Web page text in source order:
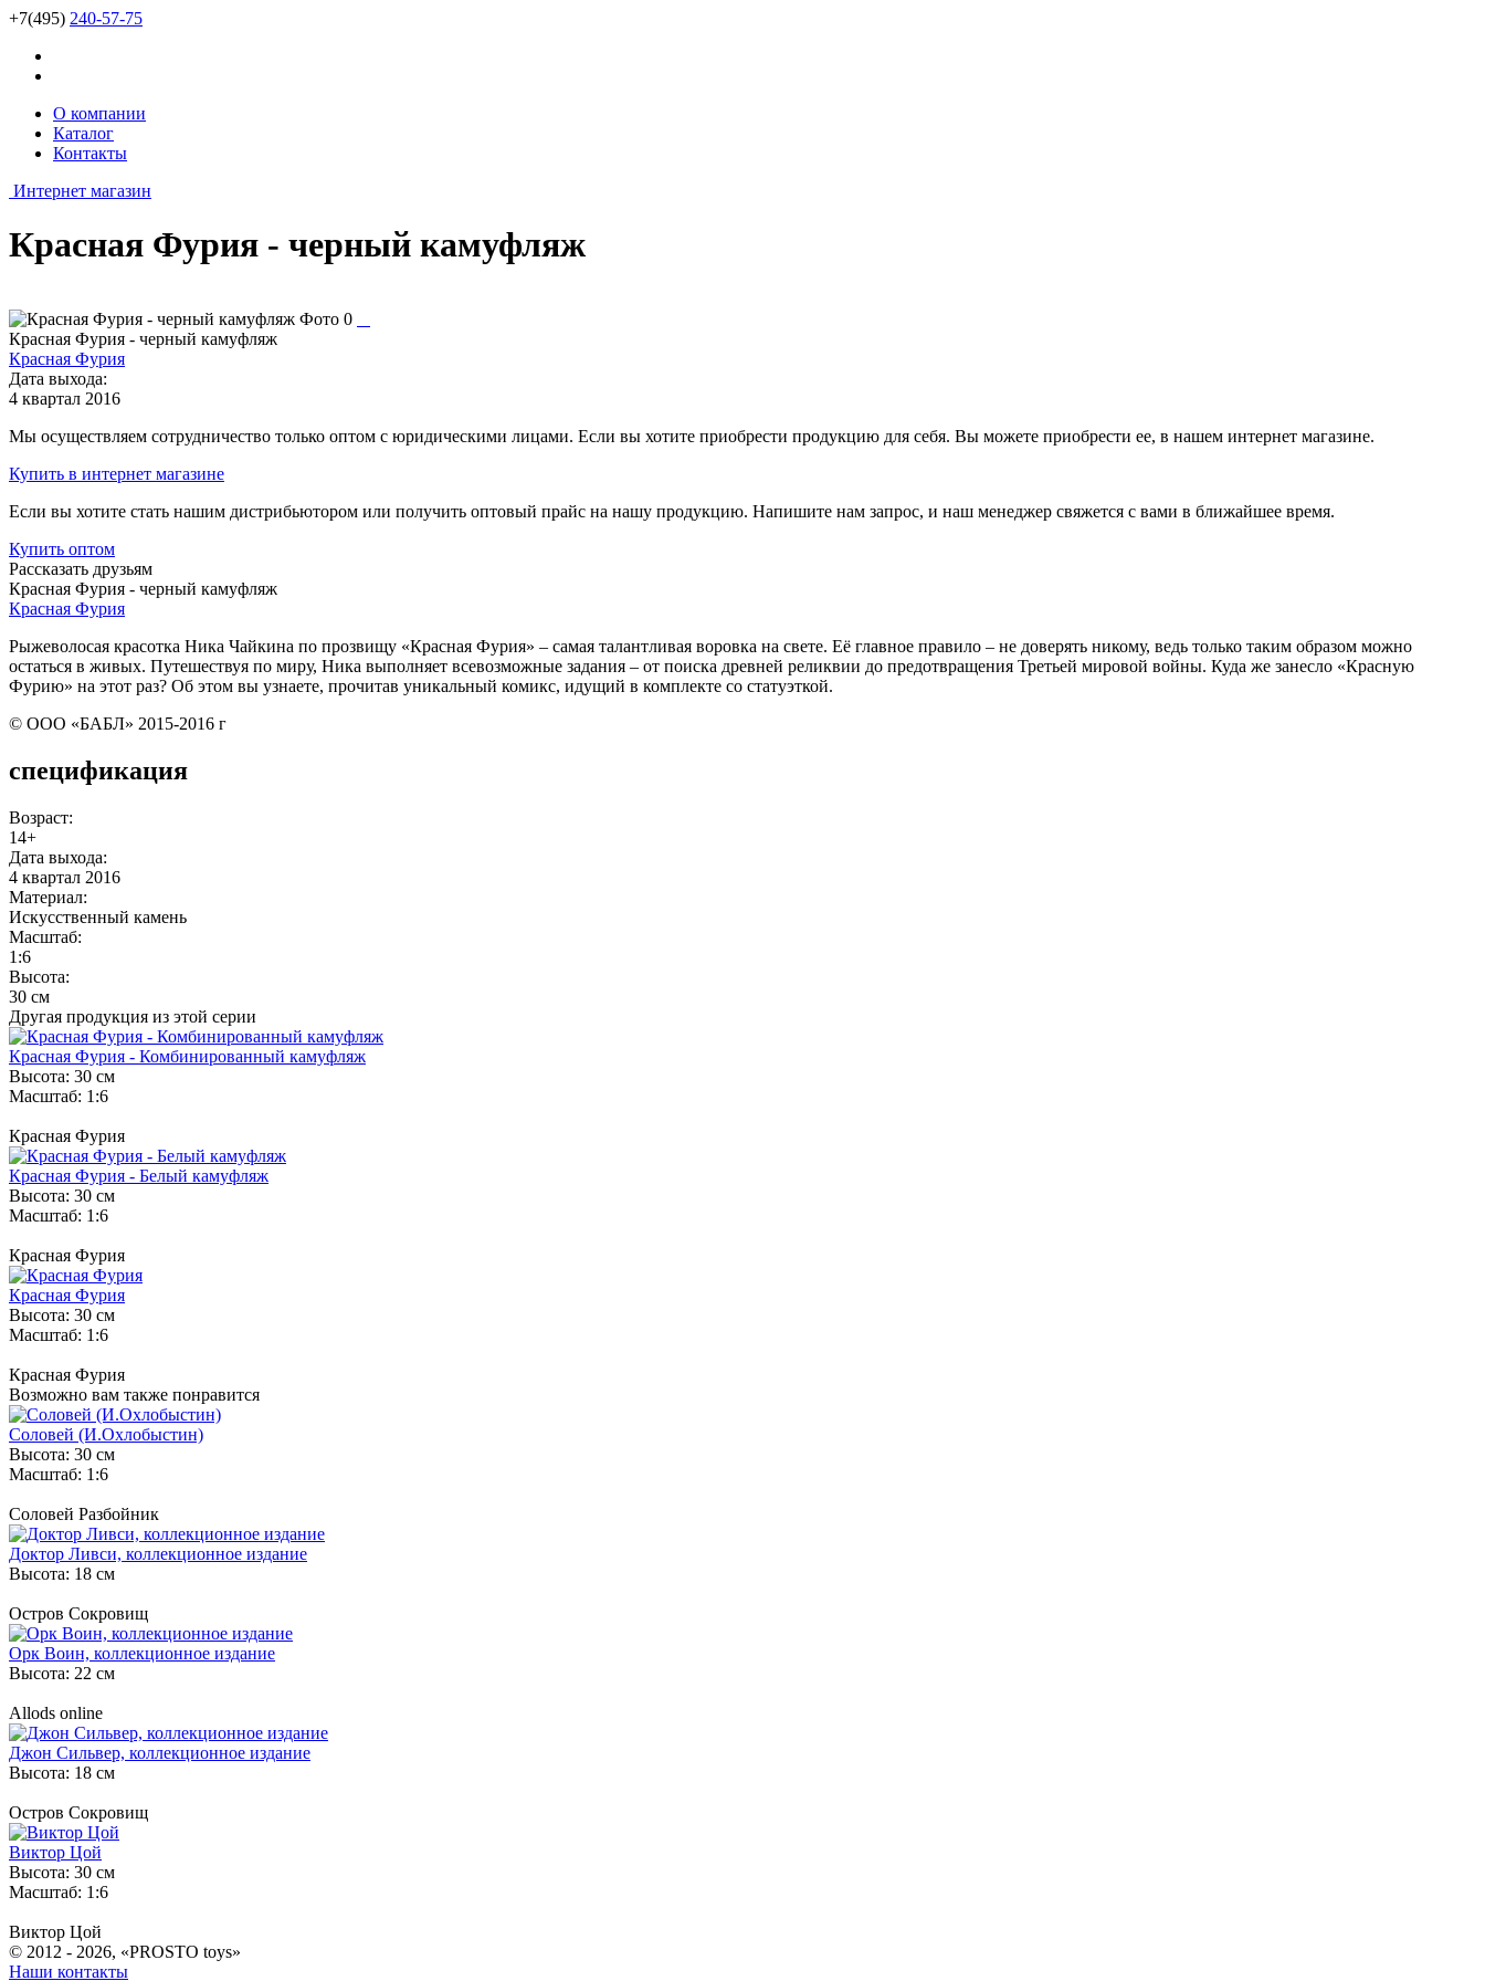
+7(495) 240-57-75
О компании
Каталог
Контакты
Интернет магазин
Красная Фурия - черный камуфляж
Красная Фурия - черный камуфляж
Красная Фурия
Дата выхода:
4 квартал 2016
Мы осуществляем сотрудничество только оптом с юридическими лицами. Если вы хотите приобрести продукцию для себя. Вы можете приобрести ее, в нашем интернет магазине.
Купить в интернет магазине
Если вы хотите стать нашим дистрибьютором или получить оптовый прайс на нашу продукцию. Напишите нам запрос, и наш менеджер свяжется с вами в ближайшее время.
Купить оптом
Рассказать друзьям
Красная Фурия - черный камуфляж
Красная Фурия
Рыжеволосая красотка Ника Чайкина по прозвищу «Красная Фурия» – самая талантливая воровка на свете. Её главное правило – не доверять никому, ведь только таким образом можно
остаться в живых. Путешествуя по миру, Ника выполняет всевозможные задания – от поиска древней реликвии до предотвращения Третьей мировой войны. Куда же занесло «Красную
Фурию» на этот раз? Об этом вы узнаете, прочитав уникальный комикс, идущий в комплекте со статуэткой.
© ООО «БАБЛ» 2015-2016 г
спецификация
Возраст:
14+
Дата выхода:
4 квартал 2016
Материал:
Искусственный камень
Масштаб:
1:6
Высота:
30 см
Другая продукция из этой серии
Красная Фурия - Комбинированный камуфляж
Высота: 30 см
Масштаб: 1:6
Красная Фурия
Красная Фурия - Белый камуфляж
Высота: 30 см
Масштаб: 1:6
Красная Фурия
Красная Фурия
Высота: 30 см
Масштаб: 1:6
Красная Фурия
Возможно вам также понравится
Соловей (И.Охлобыстин)
Высота: 30 см
Масштаб: 1:6
Соловей Разбойник
Доктор Ливси, коллекционное издание
Высота: 18 см
Остров Сокровищ
Орк Воин, коллекционное издание
Высота: 22 см
Allods online
Джон Сильвер, коллекционное издание
Высота: 18 см
Остров Сокровищ
Виктор Цой
Высота: 30 см
Масштаб: 1:6
Виктор Цой
© 2012 - 2026, «PROSTO toys»
Наши контакты